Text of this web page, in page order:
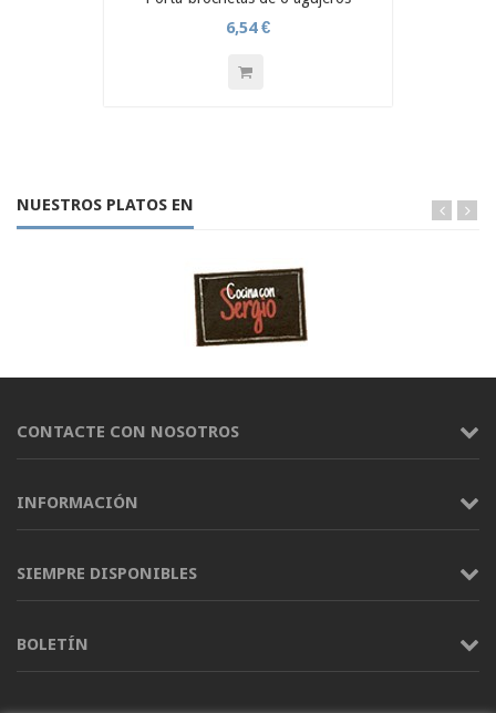
6,54 €
NUESTROS PLATOS EN
CONTACTE CON NOSOTROS
INFORMACIÓN
SIEMPRE DISPONIBLES
BOLETÍN